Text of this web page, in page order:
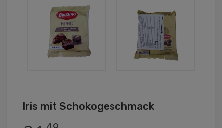
Iris mit Schokogeschmack